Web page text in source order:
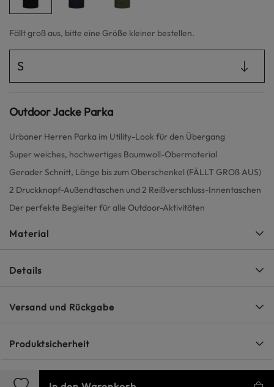
Fällt groß aus, bitte eine Größe kleiner bestellen.
S
Outdoor Jacke Parka
Urbaner Herren Parka im Utility-Look für den Übergang
Super weiches, hochwertiges Baumwoll-Obermaterial
Gerader Schnitt, Länge bis zum Oberschenkel (FÄLLT GROß AUS)
2 Druckknopf-Außendtaschen und 2 Reißverschluss-Innentaschen
Der perfekte Begleiter für alle Outdoor-Aktivitäten
Material
Details
Versand und Rückgabe
Produktsicherheit